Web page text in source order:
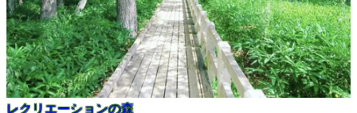
レクリエーションの森